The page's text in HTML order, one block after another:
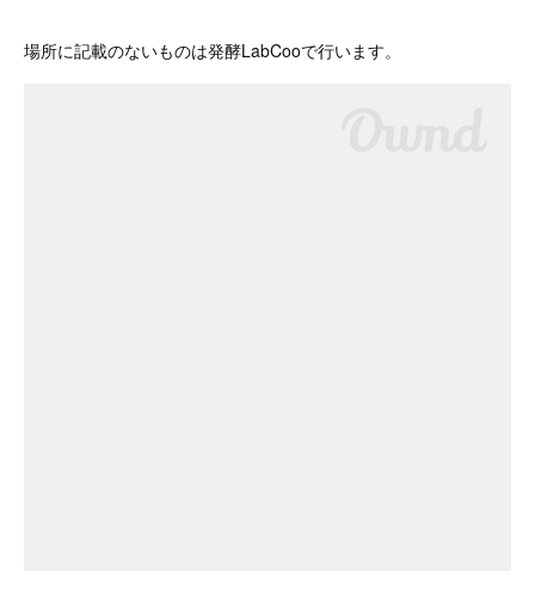
場所に記載のないものは発酵LabCooで行います。
..